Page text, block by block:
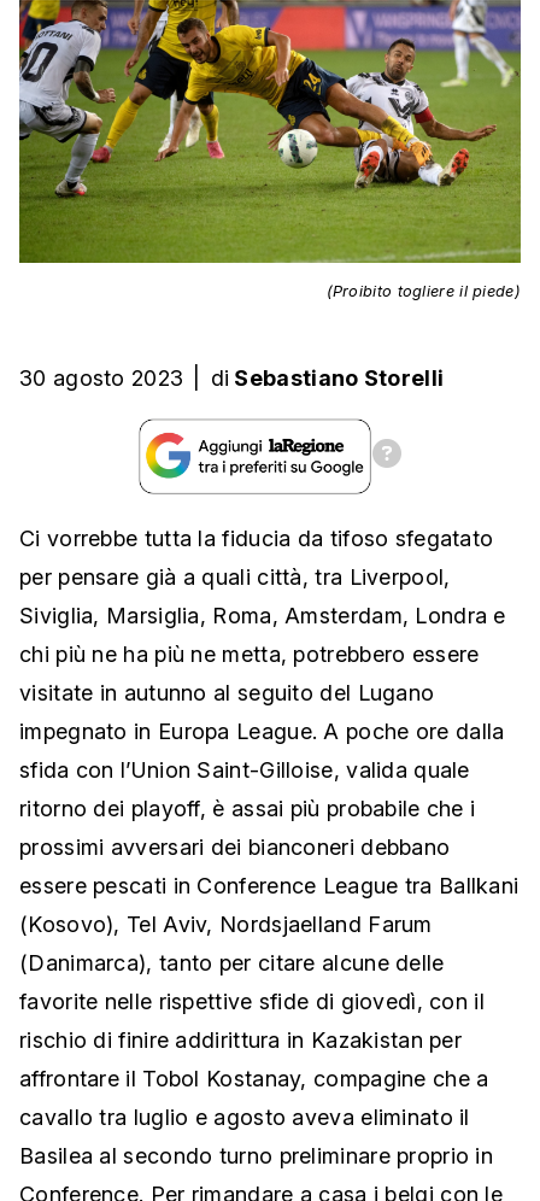
(Proibito togliere il piede)
30 agosto 2023 di Sebastiano Storelli
Ci vorrebbe tutta la fiducia da tifoso sfegatato
per pensare già a quali città, tra Liverpool,
Siviglia, Marsiglia, Roma, Amsterdam, Londra e
chi più ne ha più ne metta, potrebbero essere
visitate in autunno al seguito del Lugano
impegnato in Europa League. A poche ore dalla
sfida con l’Union Saint-Gilloise, valida quale
ritorno dei playoff, è assai più probabile che i
prossimi avversari dei bianconeri debbano
essere pescati in Conference League tra Ballkani
(Kosovo), Tel Aviv, Nordsjaelland Farum
(Danimarca), tanto per citare alcune delle
favorite nelle rispettive sfide di giovedì, con il
rischio di finire addirittura in Kazakistan per
affrontare il Tobol Kostanay, compagine che a
cavallo tra luglio e agosto aveva eliminato il
Basilea al secondo turno preliminare proprio in
Conference. Per rimandare a casa i belgi con le